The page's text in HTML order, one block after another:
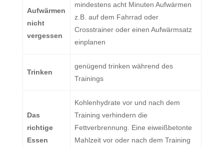
Aufwärmen
nicht
vergessen
mindestens acht Minuten Aufwärmen
z.B. auf dem Fahrrad oder
Crosstrainer oder einen Aufwärmsatz
einplanen
Trinken
genügend trinken während des
Trainings
Das
richtige
Essen
Kohlenhydrate vor und nach dem
Training verhindern die
Fettverbrennung. Eine eiweißbetonte
Mahlzeit vor oder nach dem Training